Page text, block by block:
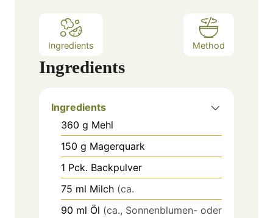
Ingredients Method
Ingredients
Ingredients
360 g Mehl
150 g Magerquark
1 Pck. Backpulver
75 ml Milch (ca.
90 ml Öl (ca., Sonnenblumen- oder